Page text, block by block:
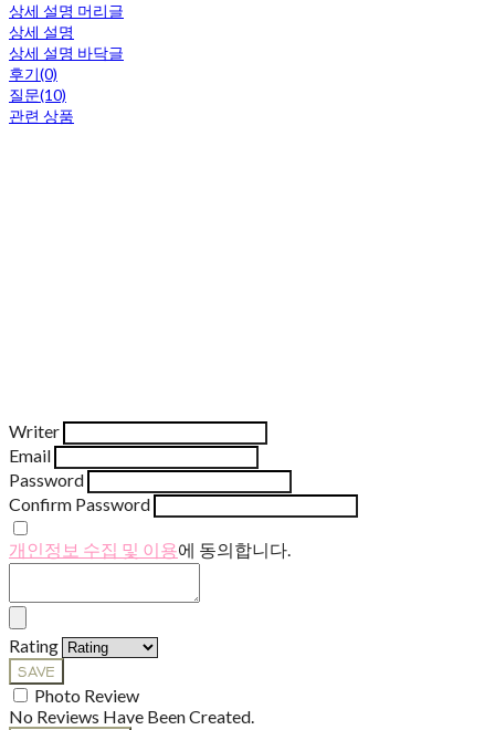
상세 설명 머리글
상세 설명
상세 설명 바닥글
후기(0)
질문(10)
관련 상품
Writer
Email
Password
Confirm Password
개인정보 수집 및 이용에 동의합니다.
Rating
SAVE
Photo Review
No Reviews Have Been Created.